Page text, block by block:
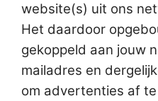
website(s) uit ons
Het daardoor
gekoppeld aan jouw
mailadres en
om advertenties af